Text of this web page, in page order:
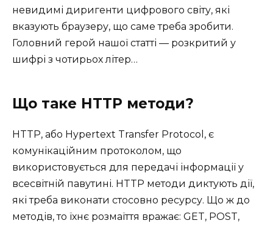
невидимі диригенти цифрового світу, які
вказують браузеру, що саме треба зробити.
Головний герой нашої статті — розкритий у
шифрі з чотирьох літер…
Що таке HTTP методи?
HTTP, або Hypertext Transfer Protocol, є
комунікаційним протоколом, що
використовується для передачі інформації у
всесвітній павутині. HTTP методи диктують дії,
які треба виконати стосовно ресурсу. Що ж до
методів, то їхнє розмаїття вражає: GET, POST,